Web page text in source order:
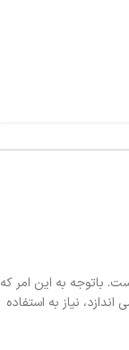
باتوجه به این امر که
نیاز به استفاده